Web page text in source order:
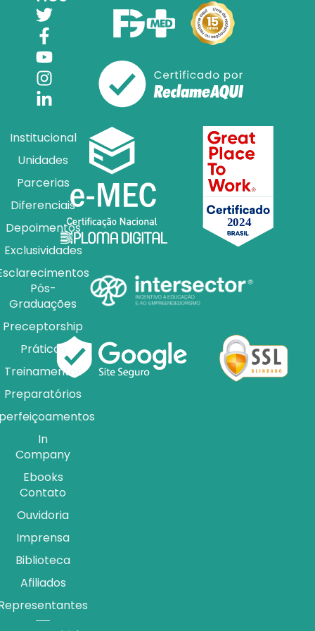
Institucional
Unidades
Parcerias
Diferenciais
Depoimentos
Exclusividades
Pós-
Graduações
Preceptorship
Práticas
Treinamentos
Preparatórios
In
Company
Ebooks
Contato
Ouvidoria
Imprensa
Biblioteca
Afiliados